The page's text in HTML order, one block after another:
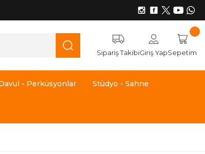
Sipariş TakibiGiriş YapSepetim
- Perküsyonlar Stüdyo - Sahne